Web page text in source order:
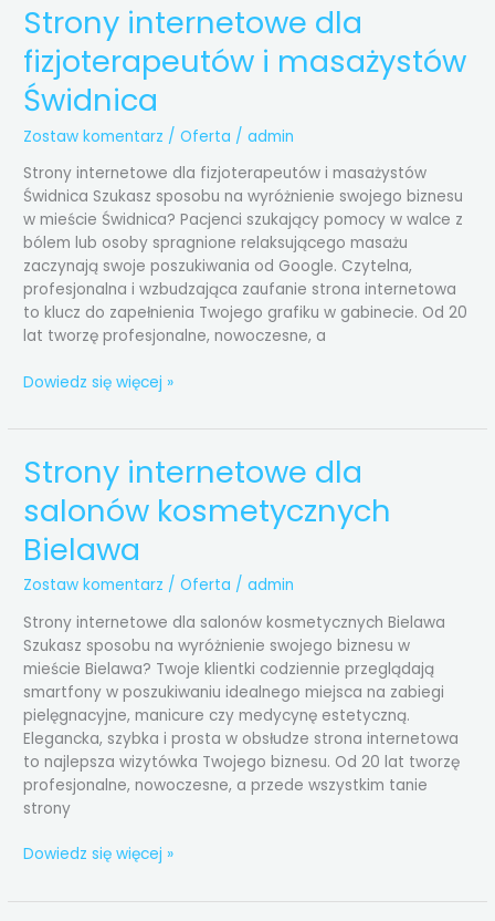
Strony internetowe dla
fizjoterapeutów i masażystów
Świdnica
Zostaw komentarz /Oferta /admin
Strony internetowe dla fizjoterapeutów i masażystów
Świdnica Szukasz sposobu na wyróżnienie swojego biznesu
w mieście Świdnica? Pacjenci szukający pomocy w walce z
bólem lub osoby spragnione relaksującego masażu
zaczynają swoje poszukiwania od Google. Czytelna,
profesjonalna i wzbudzająca zaufanie strona internetowa
to klucz do zapełnienia Twojego grafiku w gabinecie. Od 20
lat tworzę profesjonalne, nowoczesne, a
Strony
internetowe
dla
fizjoterapeutów
i
masażystów
Dowiedz się więcej »
Strony internetowe dla
salonów kosmetycznych
Bielawa
Zostaw komentarz /Oferta /admin
Strony internetowe dla salonów kosmetycznych Bielawa
Szukasz sposobu na wyróżnienie swojego biznesu w
mieście Bielawa? Twoje klientki codziennie przeglądają
smartfony w poszukiwaniu idealnego miejsca na zabiegi
pielęgnacyjne, manicure czy medycynę estetyczną.
Elegancka, szybka i prosta w obsłudze strona internetowa
to najlepsza wizytówka Twojego biznesu. Od 20 lat tworzę
profesjonalne, nowoczesne, a przede wszystkim tanie
strony
Strony
internetowe
dla
salonów
kosmetycznych
Bielawa
Dowiedz się więcej »